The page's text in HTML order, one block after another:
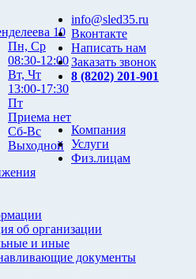
10
Пн, Ср
08:30-12:00
Вт, Чт
13:00-17:30
Пт
Приема нет
Сб-Вс
Выходной
info@sled35.ru
Вконтакте
Написать нам
Заказать звонок
8 (8202) 201-901
Компания
об организации
и иные
документы
Услуги
Физ.лицам